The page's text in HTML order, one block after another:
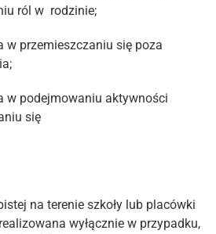
ról w rodzinie;
w przemieszczaniu się poza
w podejmowaniu aktywności
się
na terenie szkoły lub placówki
wyłącznie w przypadku,